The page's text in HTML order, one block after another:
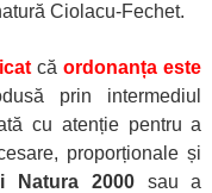
Ciolacu-Fechet.
căordonanța este
prin intermediul
cu atenție pentru a
proporționale și
Natura 2000sau a